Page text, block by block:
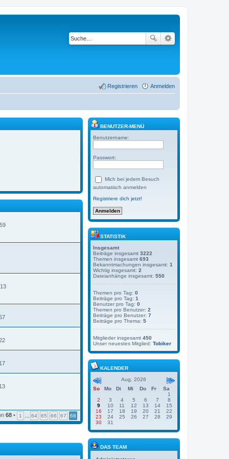
Anmelden
Registrieren
68 • 1 64 65 66 67 68
BENUTZER-MENÜ
Benutzername:
Passwort:
Mich bei jedem Besuch
automatisch anmelden
Registriere dich jetzt!
STATISTIK
Insgesamt
Beiträge insgesamt 3222
Themen insgesamt 693
Bekanntmachungen insgesamt: 1
Wichtig insgesamt: 2
Dateianhänge insgesamt: 550
Themen pro Tag: 0
Beiträge pro Tag: 1
Benutzer pro Tag: 0
Themen pro Benutzer: 2
Beiträge pro Benutzer: 7
Beiträge pro Thema: 5
Mitglieder insgesamt 450
Unser neuestes Mitglied: Tobiker
KALENDER
Aug. 2026
So
Mo Di Mi Do Fr
Sa
1
2
3 4 5 6 7
8
9
10 11 12 13 14
15
16
17 18 19 20 21
22
23
24 25 26 27 28
29
30
31
DAS TEAM